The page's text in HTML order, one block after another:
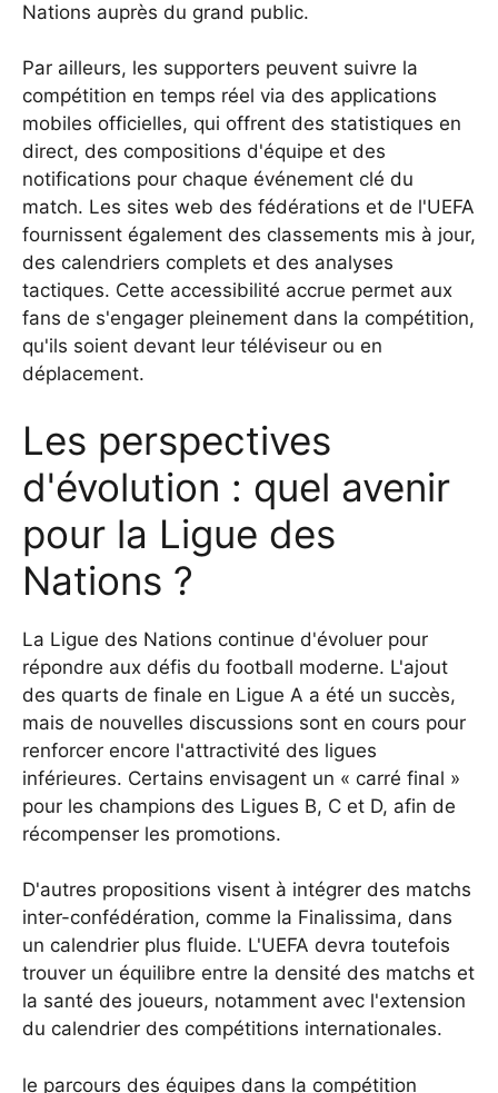
Nations auprès du grand public.
Par ailleurs, les supporters peuvent suivre la
compétition en temps réel via des applications
mobiles officielles, qui offrent des statistiques en
direct, des compositions d'équipe et des
notifications pour chaque événement clé du
match. Les sites web des fédérations et de l'UEFA
fournissent également des classements mis à jour,
des calendriers complets et des analyses
tactiques. Cette accessibilité accrue permet aux
fans de s'engager pleinement dans la compétition,
qu'ils soient devant leur téléviseur ou en
déplacement.
Les perspectives
d'évolution : quel avenir
pour la Ligue des
Nations ?
La Ligue des Nations continue d'évoluer pour
répondre aux défis du football moderne. L'ajout
des quarts de finale en Ligue A a été un succès,
mais de nouvelles discussions sont en cours pour
renforcer encore l'attractivité des ligues
inférieures. Certains envisagent un « carré final »
pour les champions des Ligues B, C et D, afin de
récompenser les promotions.
D'autres propositions visent à intégrer des matchs
inter-confédération, comme la Finalissima, dans
un calendrier plus fluide. L'UEFA devra toutefois
trouver un équilibre entre la densité des matchs et
la santé des joueurs, notamment avec l'extension
du calendrier des compétitions internationales.
le parcours des équipes dans la compétition